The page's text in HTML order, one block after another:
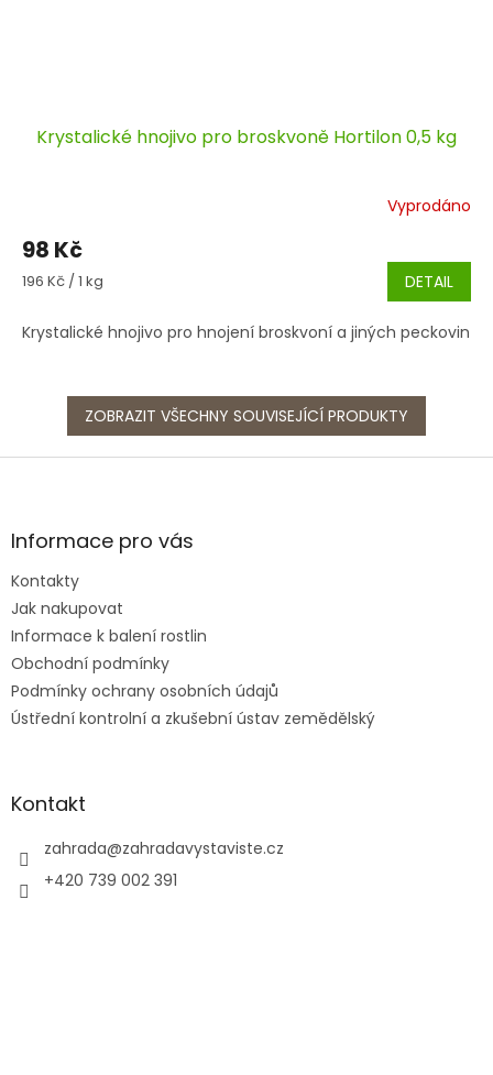
Krystalické hnojivo pro broskvoně Hortilon 0,5 kg
Vyprodáno
98 Kč
Měrná
196 Kč / 1 kg DETAIL
Krystalické hnojivo pro hnojení broskvoní a jiných peckovin
ZOBRAZIT VŠECHNY SOUVISEJÍCÍ PRODUKTY
Z
aInformace pro vás
Kontakty
Jak nakupovat
Informace k balení rostlin
Obchodní podmínky
Podmínky ochrany osobních údajů
Ústřední kontrolní a zkušební ústav zemědělský
Kontakt
zahrada@zahradavystaviste.cz
+420 739 002 391